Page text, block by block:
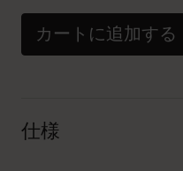
カートに追加する
仕様